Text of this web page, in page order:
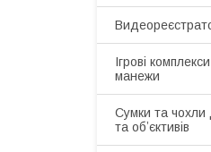
Ігрові
манежи
Сумки та чохли
та обʼєктивів